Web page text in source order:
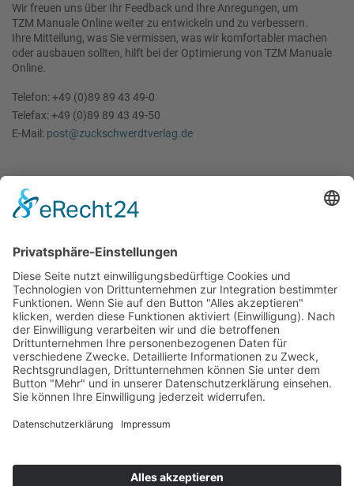
Wir freuen uns über Ihr Feedback und Ihre Anregungen, um
TZM Manuale Online weiter zu entwickeln und zu verbessern.
Ihre Mitteilung, was Sie vermissen, was wir komfortabler machen
oder ausbauen sollten, hilft bei der Optimierung von TZM Manuale
Online.
Telefon: +49 (0)89 89 43 49-0
Telefax: +49 (0)89 89 43 49-50
E-Mail: post@zuckschwerdtverlag.de
Regeln
Publikations-Kodex
Erklärung Interessenkonflikte
Hinweise
Datenschutz